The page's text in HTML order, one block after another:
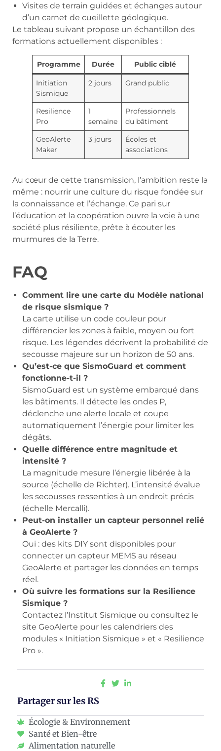
Visites de terrain guidées et échanges autour
d’un carnet de cueillette géologique.
Le tableau suivant propose un échantillon des
formations actuellement disponibles :
Programme Durée Public ciblé
Initiation
Sismique
2 jours Grand public
Resilience
Pro
1
semaine
Professionnels
du bâtiment
GeoAlerte
Maker
3 jours
Écoles et
associations
Au cœur de cette transmission, l’ambition reste la
même : nourrir une culture du risque fondée sur
la connaissance et l’échange. Ce pari sur
l’éducation et la coopération ouvre la voie à une
société plus résiliente, prête à écouter les
murmures de la Terre.
FAQ
Comment lire une carte du Modèle national
de risque sismique ?
La carte utilise un code couleur pour
différencier les zones à faible, moyen ou fort
risque. Les légendes décrivent la probabilité de
secousse majeure sur un horizon de 50 ans.
Qu’est-ce que SismoGuard et comment
fonctionne-t-il ?
SismoGuard est un système embarqué dans
les bâtiments. Il détecte les ondes P,
déclenche une alerte locale et coupe
automatiquement l’énergie pour limiter les
dégâts.
Quelle différence entre magnitude et
intensité ?
La magnitude mesure l’énergie libérée à la
source (échelle de Richter). L’intensité évalue
les secousses ressenties à un endroit précis
(échelle Mercalli).
Peut-on installer un capteur personnel relié
à GeoAlerte ?
Oui : des kits DIY sont disponibles pour
connecter un capteur MEMS au réseau
GeoAlerte et partager les données en temps
réel.
Où suivre les formations sur la Resilience
Sismique ?
Contactez l’Institut Sismique ou consultez le
site GeoAlerte pour les calendriers des
modules « Initiation Sismique » et « Resilience
Pro ».
Partager sur les RS
Écologie & Environnement
Santé et Bien-être
Alimentation naturelle